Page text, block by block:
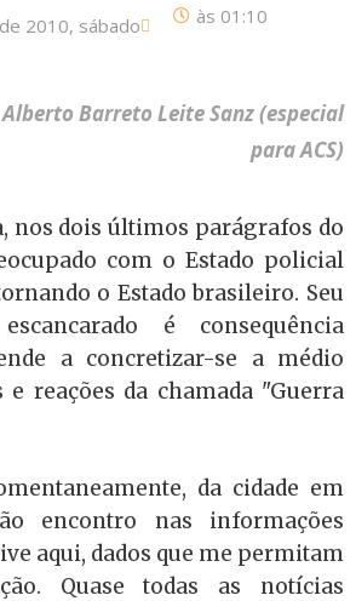
2010, sábado às 01:10
Barreto Leite Sanz (especial
para ACS)
nos dois últimos parágrafos do
com o Estado policial
o Estado brasileiro. Seu
é consequência
a concretizar-se a médio
e reações da chamada "Guerra
da cidade em
encontro nas informações
aqui, dados que me permitam
Quase todas as notícias